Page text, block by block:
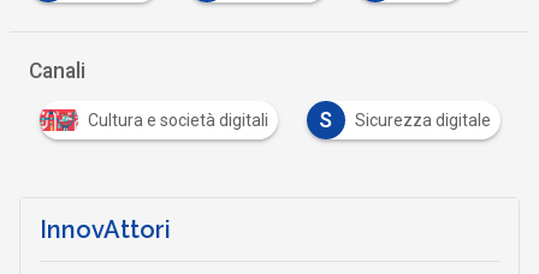
Canali
Cultura e società digitali S Sicurezza digitale
InnovAttori